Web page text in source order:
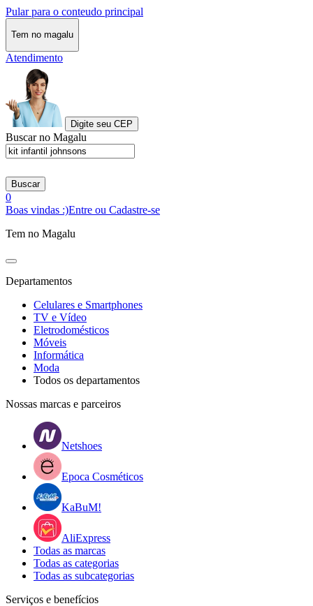
Pular para o conteudo principal
Tem no magalu
Atendimento
Digite seu CEP
Buscar no Magalu
Buscar
0
Boas vindas :)Entre ou Cadastre-se
Tem no Magalu
Departamentos
Celulares e Smartphones
TV e Vídeo
Eletrodomésticos
Móveis
Informática
Moda
Todos os departamentos
Nossas marcas e parceiros
Netshoes
Epoca Cosméticos
KaBuM!
AliExpress
Todas as marcas
Todas as categorias
Todas as subcategorias
Serviços e benefícios